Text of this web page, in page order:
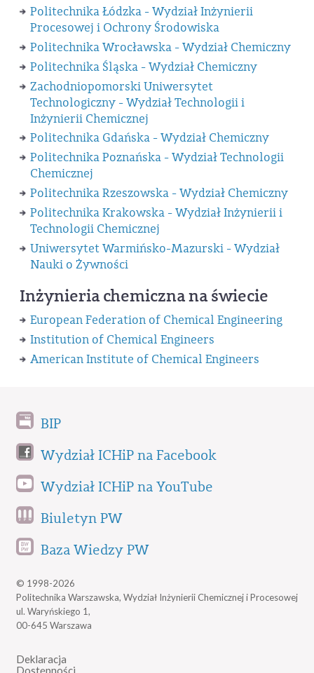
Politechnika Łódzka - Wydział Inżynierii
Procesowej i Ochrony Środowiska
Politechnika Wrocławska - Wydział Chemiczny
Politechnika Śląska - Wydział Chemiczny
Zachodniopomorski Uniwersytet
Technologiczny - Wydział Technologii i
Inżynierii Chemicznej
Politechnika Gdańska - Wydział Chemiczny
Politechnika Poznańska - Wydział Technologii
Chemicznej
Politechnika Rzeszowska - Wydział Chemiczny
Politechnika Krakowska - Wydział Inżynierii i
Technologii Chemicznej
Uniwersytet Warmińsko-Mazurski - Wydział
Nauki o Żywności
Inżynieria chemiczna na świecie
European Federation of Chemical Engineering
Institution of Chemical Engineers
American Institute of Chemical Engineers
BIP
Wydział ICHiP na Facebook
Wydział ICHiP na YouTube
Biuletyn PW
Baza Wiedzy PW
© 1998-2026
Politechnika Warszawska, Wydział Inżynierii Chemicznej i Procesowej
ul. Waryńskiego 1,
00-645 Warszawa
Deklaracja
Dostępności